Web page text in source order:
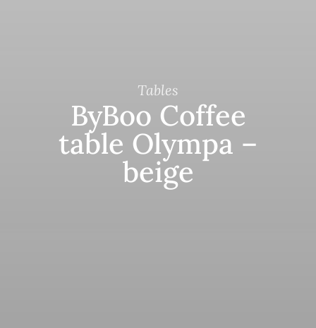
Tables
ByBoo Coffee
table Olympa –
beige